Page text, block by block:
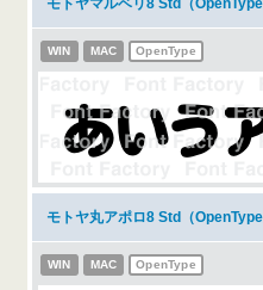
モトヤマルベリ8 Std（
WIN MAC OpenType
モトヤ丸アポロ8 Std（
WIN MAC OpenType